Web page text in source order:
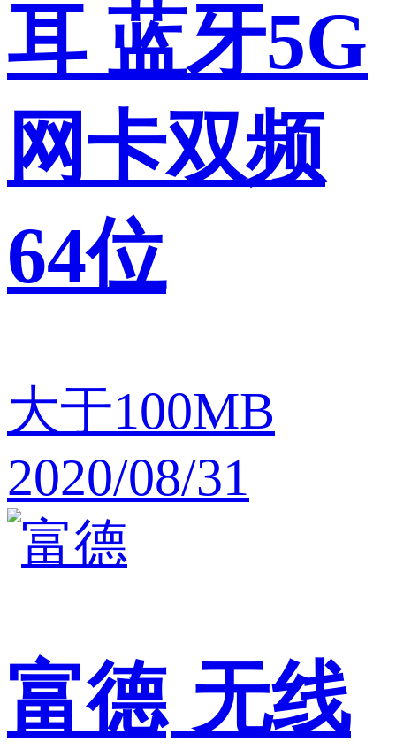
耳 蓝牙5G
网卡双频
64位
大于100MB
2020/08/31
富德 无线